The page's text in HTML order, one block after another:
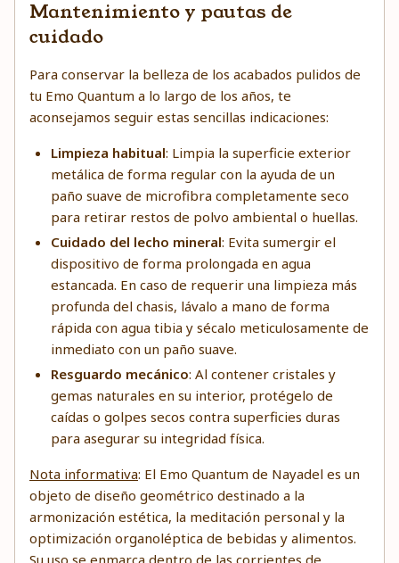
Mantenimiento y pautas de
cuidado
Para conservar la belleza de los acabados pulidos de
tu Emo Quantum a lo largo de los años, te
aconsejamos seguir estas sencillas indicaciones:
Limpieza habitual: Limpia la superficie exterior
metálica de forma regular con la ayuda de un
paño suave de microfibra completamente seco
para retirar restos de polvo ambiental o huellas.
Cuidado del lecho mineral: Evita sumergir el
dispositivo de forma prolongada en agua
estancada. En caso de requerir una limpieza más
profunda del chasis, lávalo a mano de forma
rápida con agua tibia y sécalo meticulosamente de
inmediato con un paño suave.
Resguardo mecánico: Al contener cristales y
gemas naturales en su interior, protégelo de
caídas o golpes secos contra superficies duras
para asegurar su integridad física.
Nota informativa: El Emo Quantum de Nayadel es un
objeto de diseño geométrico destinado a la
armonización estética, la meditación personal y la
optimización organoléptica de bebidas y alimentos.
Su uso se enmarca dentro de las corrientes de